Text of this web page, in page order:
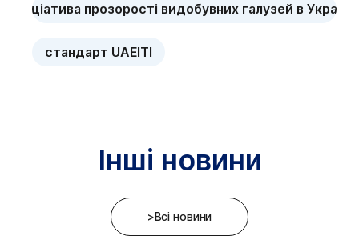
ініціатива прозорості видобувних галузей в Україні
стандарт UAEITI
Інші новини
>Всі новини